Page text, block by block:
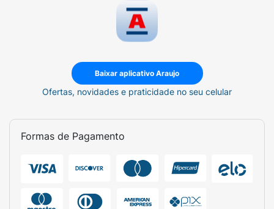
Baixar aplicativo Araujo
Ofertas, novidades e praticidade no seu celular
Formas de Pagamento